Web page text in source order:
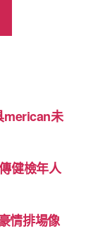
merican未
健檢年人
情排場像